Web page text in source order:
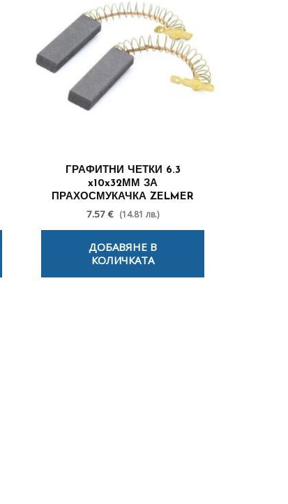
ГРАФИТНИ ЧЕТКИ 6.3
x10x32ММ ЗА
ПРАХОСМУКАЧКА ZELMER
7.57 € (14.81 лв.)
ДОБАВЯНЕ В
КОЛИЧКАТА